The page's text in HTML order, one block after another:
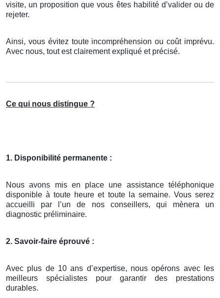
visite, un proposition que vous êtes habilité d’valider ou de
rejeter.
Ainsi, vous évitez toute incompréhension ou coût imprévu.
Avec nous, tout est clairement expliqué et précisé.
Ce qui nous distingue ?
1. Disponibilité permanente :
Nous avons mis en place une assistance téléphonique
disponible à toute heure et toute la semaine. Vous serez
accueilli par l’un de nos conseillers, qui mènera un
diagnostic préliminaire.
2. Savoir-faire éprouvé :
Avec plus de 10 ans d’expertise, nous opérons avec les
meilleurs spécialistes pour garantir des prestations
durables.